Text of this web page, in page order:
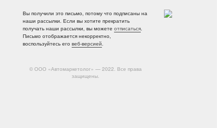
Вы получили это письмо, потому что подписаны на
наши рассылки. Если вы хотите прекратить
получать наши рассылки, вы можете отписаться.
Письмо отображается некорректно,
воспользуйтесь его веб-версией.
© ООО «Автомаркетолог» — 2022. Все права
защищены.